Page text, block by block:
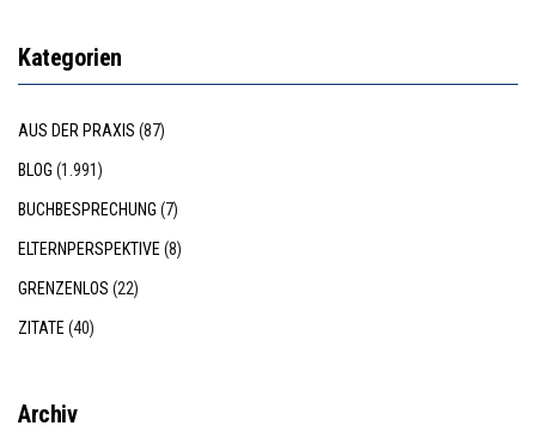
Kategorien
AUS DER PRAXIS (87)
BLOG (1.991)
BUCHBESPRECHUNG (7)
ELTERNPERSPEKTIVE (8)
GRENZENLOS (22)
ZITATE (40)
Archiv